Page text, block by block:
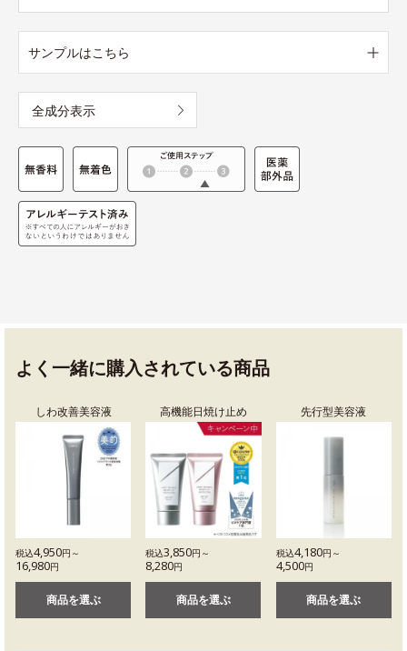
サンプルはこちら
全成分表示
よく一緒に購入されている商品
しわ改善美容液
税込4,950円～
16,980円
商品を選ぶ
高機能日焼け止め
税込3,850円～
8,280円
商品を選ぶ
先行型美容液
税込4,180円～
4,500円
商品を選ぶ